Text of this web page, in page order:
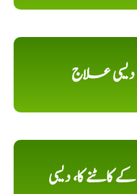
علاج
کاٹنے کا، دیسی